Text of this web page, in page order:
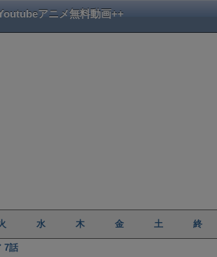
アニメ無料動画++
水 木 金 土 終
7話